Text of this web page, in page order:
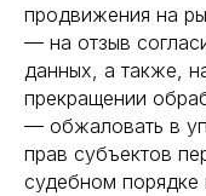
продвижения на
— на отзыв
данных, а также,
прекращении
— обжаловать в
прав субъектов
судебном порядке